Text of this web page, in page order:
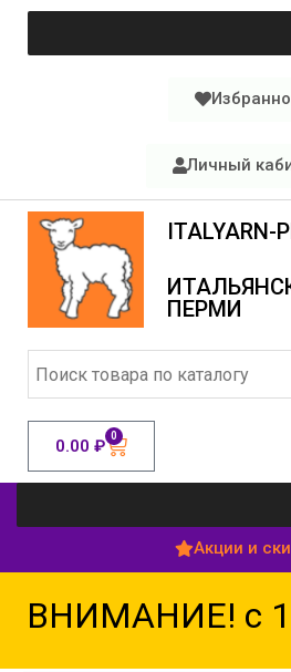
Личный
ITALYARN-
ПЕРМИ
0.00 ₽ 0
Акции и
ВНИМАНИЕ! с